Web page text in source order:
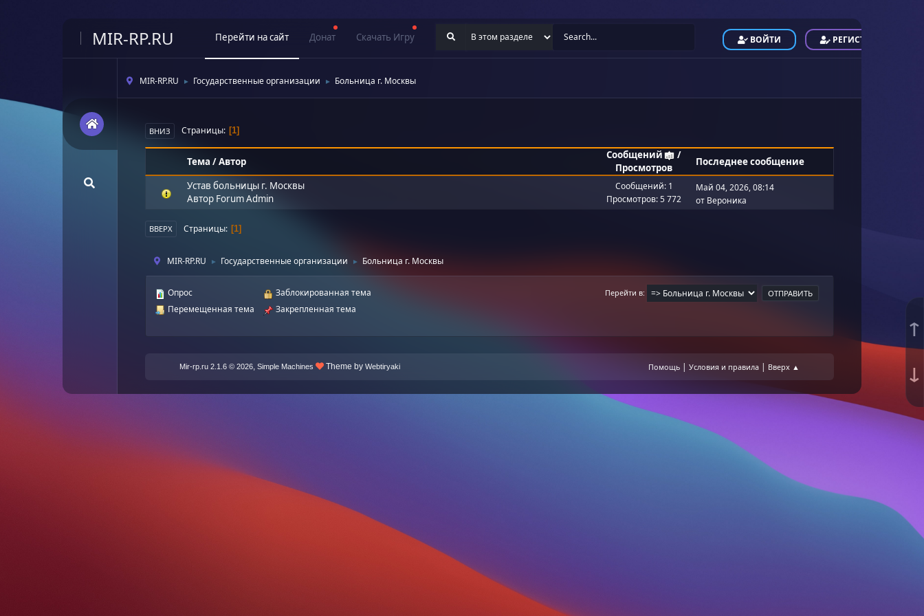
↑
↓
MIR-RP.RU Перейти на сайт Донат Скачать Игру ВОЙТИ РЕГИСТРАЦИЯ
MIR-RP.RU ► Государственные организации ► Больница г. Москвы
ВНИЗ Страницы 1
Тема /Автор
Сообщений
/
Просмотров
Последнее сообщение
Устав больницы г. Москвы
Автор Forum Admin
Сообщений: 1
Просмотров: 5 772
Май 04, 2026, 08:14
от Вероника
ВВЕРХ Страницы 1
MIR-RP.RU ► Государственные организации ► Больница г. Москвы
Перейти в
Опрос
Перемещенная тема
Заблокированная тема
Закрепленная тема
Помощь| Условия и правила| Вверх ▲
Mir-rp.ru 2.1.6 © 2026 ,Simple Machines Theme byWebtiryaki